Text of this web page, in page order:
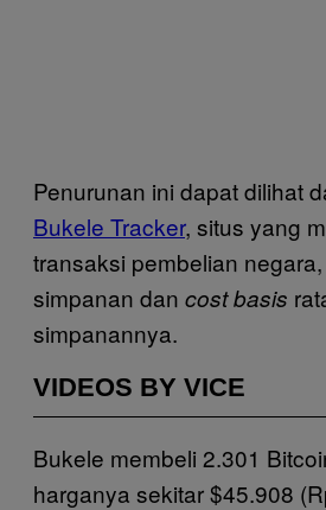
Penurunan ini dapat dilihat
Bukele Tracker, situs yang
transaksi pembelian negara,
simpanan dan cost basis
simpanannya.
VIDEOS BY VICE
Bukele membeli 2.301
harganya sekitar $45.908